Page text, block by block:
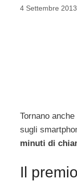
4 Settembre 2013
Tornano
sugli
minuti di
Il